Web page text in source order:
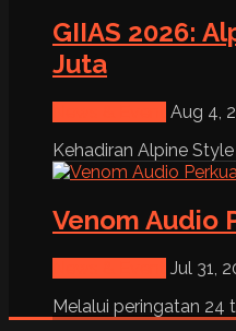
GIIAS 2026:
Juta
Aug 4,
Kehadiran Alpine
Venom Audio
Jul 31,
Melalui peringatan 24